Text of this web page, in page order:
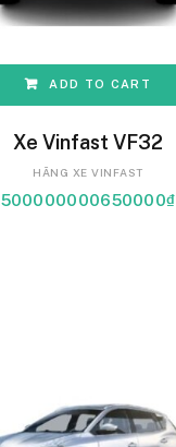
ADD TO CART
Xe Vinfast VF32
HÃNG XE VINFAST
500000000650000₫